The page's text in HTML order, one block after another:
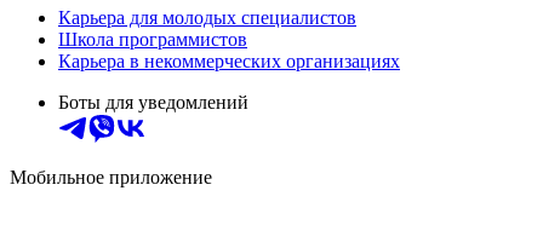
Карьера для молодых специалистов
Школа программистов
Карьера в некоммерческих организациях
Боты для уведомлений
Мобильное приложение